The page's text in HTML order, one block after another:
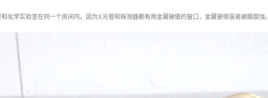
化学实验室在同一个房间内。因为X光管和探测器都有用金属铍做的窗口，金属铍很容易被酸腐蚀。